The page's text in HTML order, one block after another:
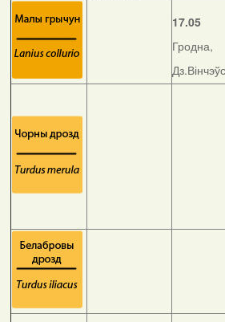
17.05
Гродна,